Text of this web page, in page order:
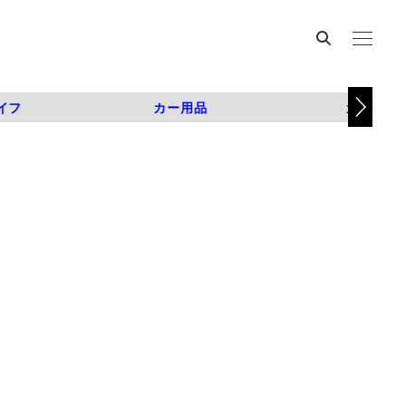
フ カー用品 カスタム